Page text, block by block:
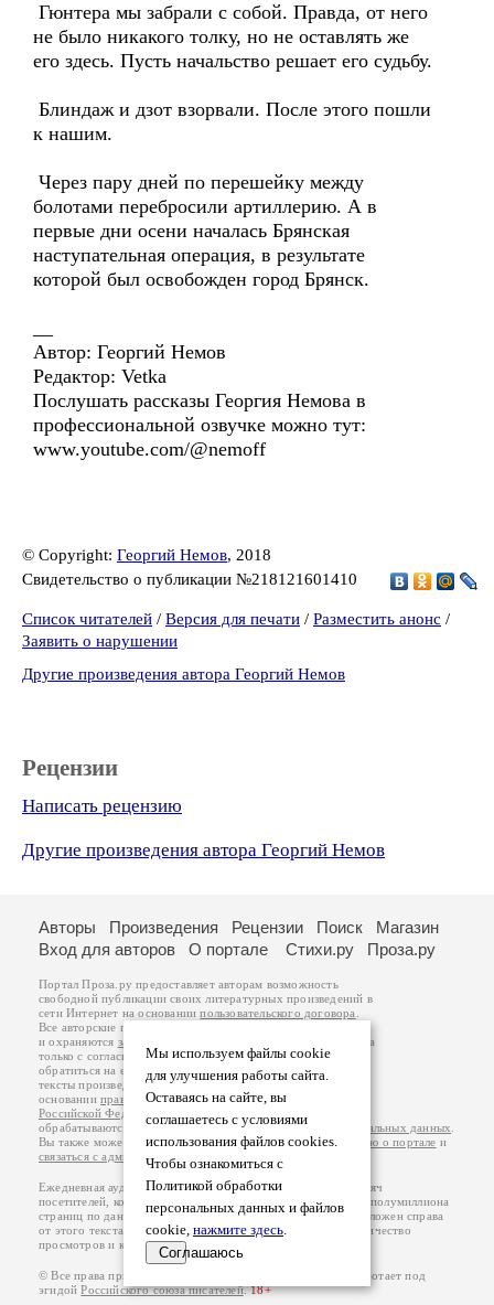
Гюнтера мы забрали с собой. Правда, от него
не было никакого толку, но не оставлять же
его здесь. Пусть начальство решает его судьбу.
Блиндаж и дзот взорвали. После этого пошли
к нашим.
Через пару дней по перешейку между
болотами перебросили артиллерию. А в
первые дни осени началась Брянская
наступательная операция, в результате
которой был освобожден город Брянск.
Автор: Георгий Немов
Редактор: Vetka
Послушать рассказы Георгия Немова в
профессиональной озвучке можно тут:
www.youtube.com/@nemoff
© Copyright: Георгий Немов, 2018
Свидетельство о публикации №218121601410
Список читателей / Версия для печати / Разместить анонс /
Заявить о нарушении
Другие произведения автора Георгий Немов
Рецензии
Написать рецензию
Другие произведения автора Георгий Немов
Мы используем файлы cookie
для улучшения работы сайта.
Оставаясь на сайте, вы
соглашаетесь с условиями
использования файлов cookies.
Чтобы ознакомиться с
Политикой обработки
персональных данных и файлов
cookie, нажмите здесь.
Соглашаюсь
Авторы Произведения Рецензии Поиск
Магазин
Вход для авторов
О портале Стихи.ру Проза.ру
Портал Проза.ру предоставляет авторам возможность
свободной публикации своих литературных произведений в
сети Интернет на основаниипользовательского договора
Все авторские права на произведения принадлежат авторам
и охраняются законом
. Перепечатка произведений возможна
только с согласия его автора, к которому вы можете
обратиться на его авторской странице. Ответственность за
тексты произведений авторы несут самостоятельно на
основанииправил публикацииизаконодательства
Российской Федерации
обрабатываются на основанииПолитики обработки персональных данных
Вы также можете посмотреть более подробнуюинформацию о портале и
связаться с администрацией
Ежедневная аудитория портала Проза.ру – порядка 100 тысяч
посетителей, которые в общей сумме просматривают более полумиллиона
страниц по данным счетчика посещаемости, который расположен справа
от этого текста. В каждой графе указано по две цифры: количество
просмотров и количество посетителей.
© Все права принадлежат авторам, 2000-2026. Портал работает под
эгидойРоссийского союза писателей.18+